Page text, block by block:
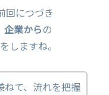
回につづき
企業からの
しますね。
ねて、流れを把握